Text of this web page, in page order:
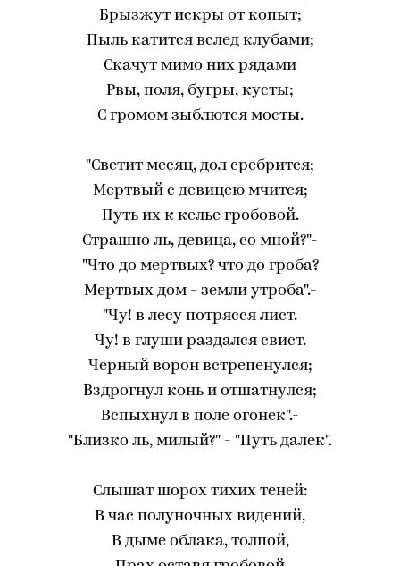
Брызжут искры от копыт;
Пыль катится вслед клубами;
Скачут мимо них рядами
Рвы, поля, бугры, кусты;
С громом зыблются мосты.
"Светит месяц, дол сребрится;
Мертвый с девицею мчится;
Путь их к келье гробовой.
Страшно ль, девица, со мной?"-
"Что до мертвых? что до гроба?
Мертвых дом - земли утроба".-
"Чу! в лесу потрясся лист.
Чу! в глуши раздался свист.
Черный ворон встрепенулся;
Вздрогнул конь и отшатнулся;
Вспыхнул в поле огонек".-
"Близко ль, милый?" - "Путь далек".
Слышат шорох тихих теней:
В час полуночных видений,
В дыме облака, толпой,